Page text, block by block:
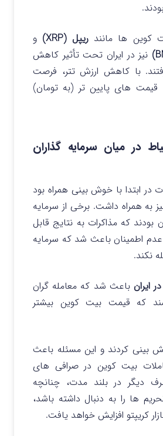
کوین‌ ها مانندریپل (XRP)
و
نیز در ایران تحت تأثیر کاهش
با کاهش ارزش تتر، فرصت
قیمت‌ های پایین‌ تر (به تومان)
در میان سرمایه‌ گذاران
در ابتدا با خوش بینی همراه بود
به همراه داشت.برخی از سرمایه
بودند که مذاکرات به نتایج قابل
عدم اطمینان باعث شد که سرمایه
نکند.
ایرانباعث شد که معامله گران
که قیمت بیت کوین بیشتر
بینی کردند و این مسئله باعث
بیت کوین در صرافی های
دیگر در بلند مدت، چنانچه
ها را به دنبال داشته باشد،
کریپتو افزایش خواهد یافت.